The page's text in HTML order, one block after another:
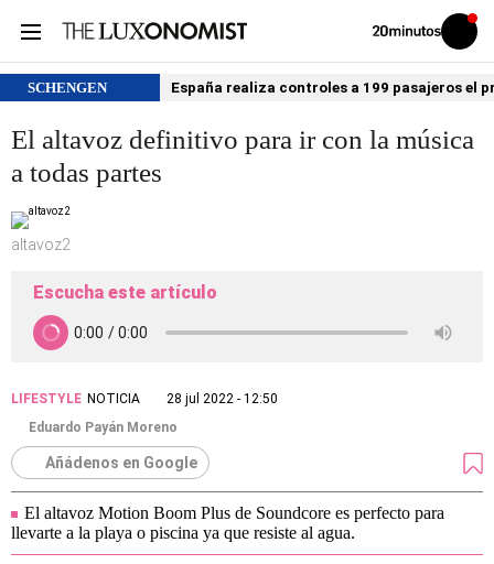
Volver
Iniciar
sesión
SCHENGEN España realiza controles a 199 pasajeros el
El altavoz definitivo para ir con la música
a todas partes
altavoz2
Escucha este artículo
LIFESTYLE NOTICIA
28 jul 2022 - 12:50
Eduardo Payán Moreno
Añádenos en Google
El altavoz Motion Boom Plus de Soundcore es perfecto para
llevarte a la playa o piscina ya que resiste al agua.